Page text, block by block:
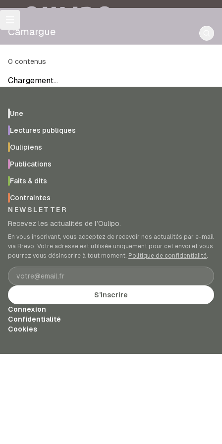
OULIPO
Camargue
0 contenus
Chargement…
Une
Lectures publiques
Oulipiens
Publications
Faits & dits
Contraintes
NEWSLETTER
Recevez les actualités de l’Oulipo.
En vous inscrivant, vous acceptez de recevoir nos actualités par e-mail
via Brevo. Votre adresse est utilisée uniquement pour cet envoi et vous
pourrez vous désinscrire à tout moment. Politique de confidentialité.
Adresse e-mail
S’inscrire
Connexion
Confidentialité
Cookies